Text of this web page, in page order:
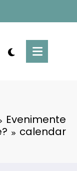
Evenimente
calendar